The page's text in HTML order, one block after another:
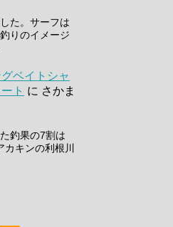
た。サーフは
りのイメージ
ベイトシャ
ト に さかま
釣果の7割は
キンの利根川